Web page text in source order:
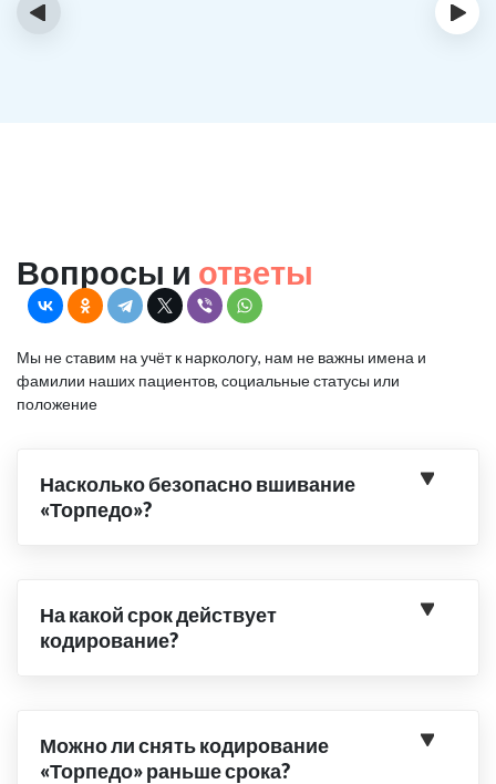
‹ ›
Вопросы и ответы
Мы не ставим на учёт к наркологу, нам не важны имена и
фамилии наших пациентов, социальные статусы или
положение
Насколько безопасно вшивание
«Торпедо»?
На какой срок действует
кодирование?
Можно ли снять кодирование
«Торпедо» раньше срока?